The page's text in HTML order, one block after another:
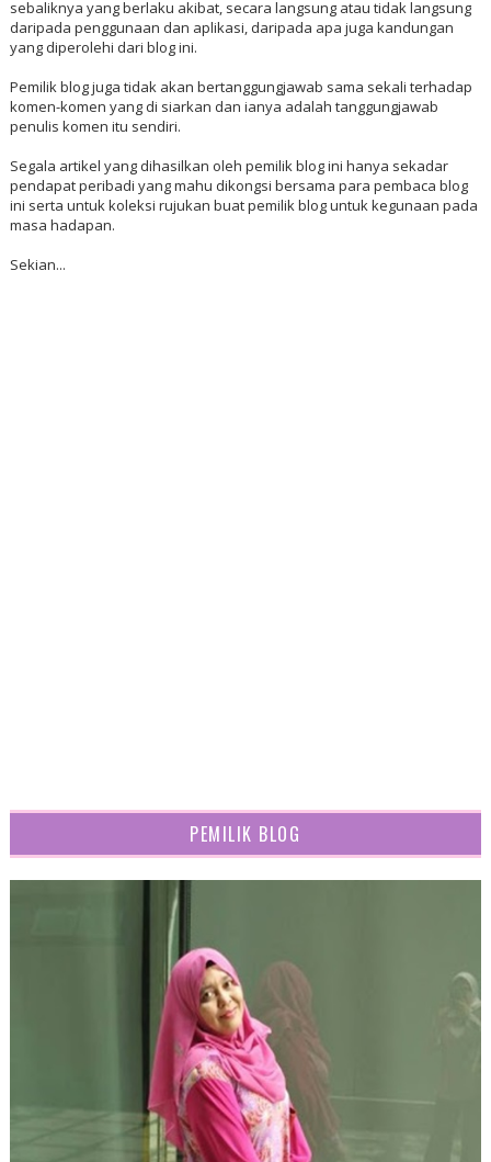
sebaliknya yang berlaku akibat, secara langsung atau tidak langsung
daripada penggunaan dan aplikasi, daripada apa juga kandungan
yang diperolehi dari blog ini.
Pemilik blog juga tidak akan bertanggungjawab sama sekali terhadap
komen-komen yang di siarkan dan ianya adalah tanggungjawab
penulis komen itu sendiri.
Segala artikel yang dihasilkan oleh pemilik blog ini hanya sekadar
pendapat peribadi yang mahu dikongsi bersama para pembaca blog
ini serta untuk koleksi rujukan buat pemilik blog untuk kegunaan pada
masa hadapan.
Sekian...
PEMILIK BLOG